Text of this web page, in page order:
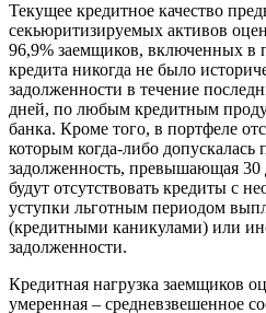
Текущее кредитное качество
секьюритизируемых активов
96,9% заемщиков, включенных в
кредита никогда не было
задолженности в течение
дней, по любым кредитным
банка. Кроме того, в портфеле
которым когда-либо допускалась
задолженность, превышающая 30
будут отсутствовать кредиты с
уступки льготным периодом
(кредитными каникулами) или
задолженности.
Кредитная нагрузка заемщиков
умеренная – средневзвешенное